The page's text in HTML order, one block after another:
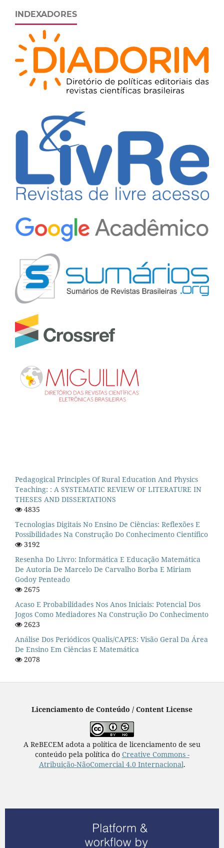
INDEXADORES
Pedagogical Principles Of Rural Education And Physics
Teaching: : A SYSTEMATIC REVIEW OF LITERATURE IN
THESES AND DISSERTATIONS
4835
Tecnologias Digitais No Ensino De Ciências: Reflexões E
Possibilidades Na Construção Do Conhecimento Científico
3192
Resenha Do Livro: Informática E Educação Matemática
De Autoria De Marcelo De Carvalho Borba E Miriam
Godoy Penteado
2675
Acaso E Probabilidades Nos Anos Iniciais: Potencial Dos
Jogos Como Mediadores Na Construção Do Conhecimento
2623
Análise Dos Periódicos Qualis/CAPES: Visão Geral Da Área
De Ensino Em Ciências E Matemática
2078
Licenciamento de Conteúdo / Content License
A ReBECEM adota a política de licenciamento de seu
conteúdo pela política do Creative Commons -
Atribuição-NãoComercial 4.0 Internacional.